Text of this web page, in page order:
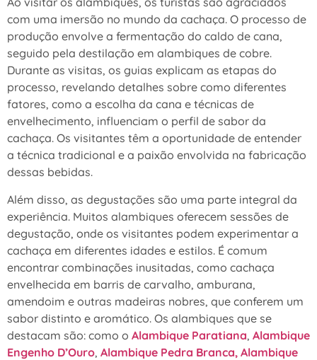
com uma imersão no mundo da cachaça. O processo de
produção envolve a fermentação do caldo de cana,
seguido pela destilação em alambiques de cobre.
Durante as visitas, os guias explicam as etapas do
processo, revelando detalhes sobre como diferentes
fatores, como a escolha da cana e técnicas de
envelhecimento, influenciam o perfil de sabor da
cachaça. Os visitantes têm a oportunidade de entender
a técnica tradicional e a paixão envolvida na fabricação
dessas bebidas.
Além disso, as degustações são uma parte integral da
experiência. Muitos alambiques oferecem sessões de
degustação, onde os visitantes podem experimentar a
cachaça em diferentes idades e estilos. É comum
encontrar combinações inusitadas, como cachaça
envelhecida em barris de carvalho, amburana,
amendoim e outras madeiras nobres, que conferem um
sabor distinto e aromático. Os alambiques que se
destacam são: como o Alambique Paratiana, Alambique
Engenho D’Ouro, Alambique Pedra Branca, Alambique